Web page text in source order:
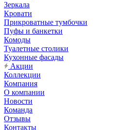
Зеркала
Кровати
Прикроватные тумбочки
Пуфы и банкетки
Комоды
Туалетные столики
Кухонные фасады
Акции
Коллекции
Компания
О компании
Новости
Команда
Отзывы
Контакты